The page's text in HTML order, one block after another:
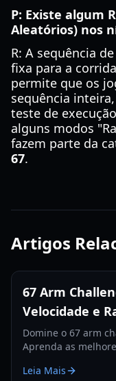
P: Existe algum
Aleatórios) nos
R: A sequência
fixa para a
permite que os
sequência
teste de
alguns modos
fazem parte da
67.
Artigos
67 Arm
Velocidade e
Domine o 67 arm
Aprenda as
mundial em 2026.
Leia Mais